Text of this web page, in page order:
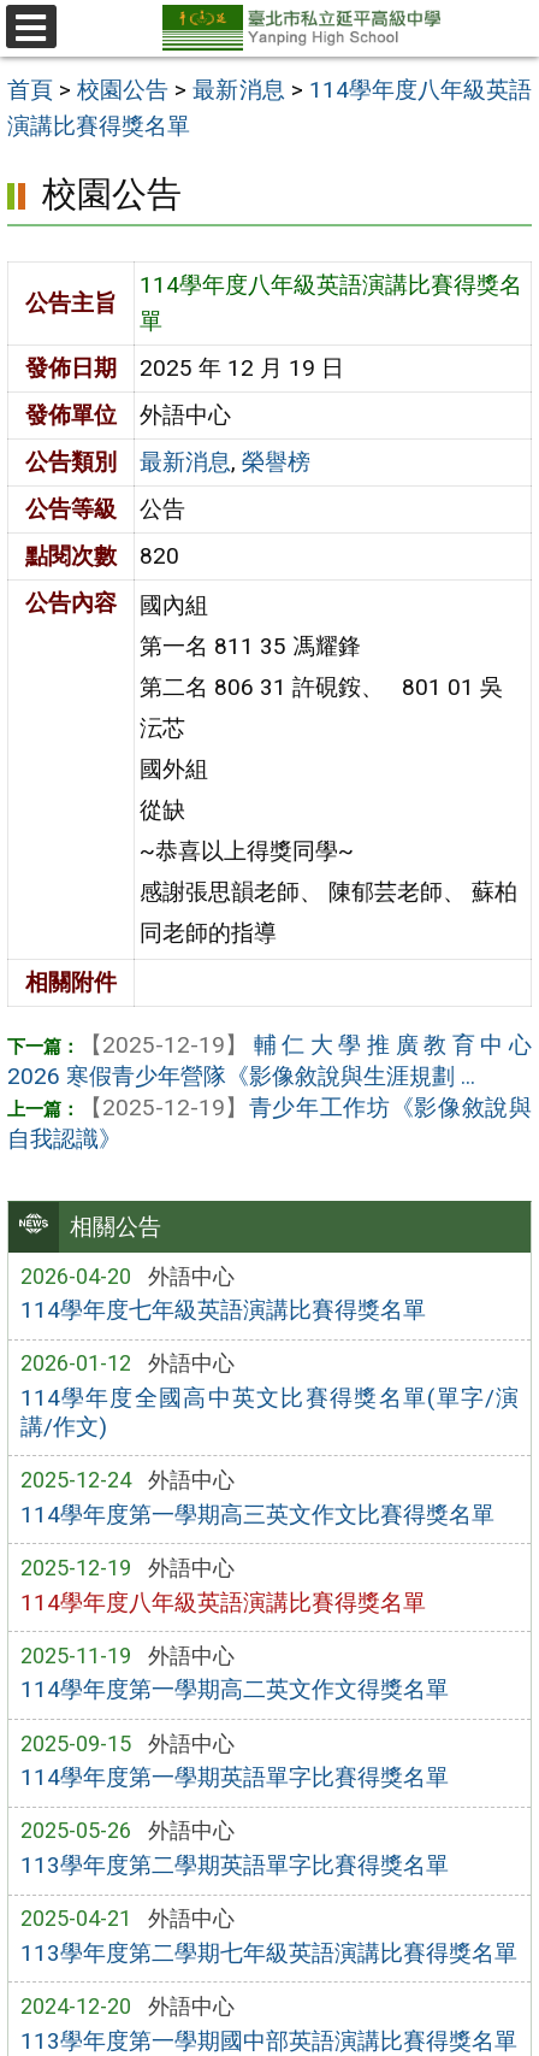
跳
至
主
要
區
選
單
首頁 >校園公告 >最新消息 > 114學年度八年級英語
演講比賽得獎名單
相關公告
2026-04-20 外語中心
114學年度七年級英語演講比賽得獎名單
2026-01-12 外語中心
114學年度全國高中英文比賽得獎名單(單字/演
講/作文)
2025-12-24 外語中心
114學年度第一學期高三英文作文比賽得獎名單
2025-12-19 外語中心
114學年度八年級英語演講比賽得獎名單
2025-11-19 外語中心
114學年度第一學期高二英文作文得獎名單
2025-09-15 外語中心
114學年度第一學期英語單字比賽得獎名單
2025-05-26 外語中心
113學年度第二學期英語單字比賽得獎名單
2025-04-21 外語中心
113學年度第二學期七年級英語演講比賽得獎名單
2024-12-20 外語中心
113學年度第一學期國中部英語演講比賽得獎名單
校園公告
公告主旨
114學年度八年級英語演講比賽得獎名
單
發佈日期
2025 年 12 月 19 日
發佈單位
外語中心
公告類別
最新消息,榮譽榜
公告等級
公告
點閱次數
820
公告內容
國內組
第一名 811 35 馮耀鋒
第二名 806 31 許硯銨、 801 01 吳
沄芯
國外組
從缺
~恭喜以上得獎同學~
感謝張思韻老師、 陳郁芸老師、 蘇柏
同老師的指導
相關附件
【2025-12-19】
輔仁大學推廣教育中心
2026 寒假青少年營隊《影像敘說與生涯規劃 ...
【2025-12-19】 青少年工作坊《影像敘說與
自我認識》